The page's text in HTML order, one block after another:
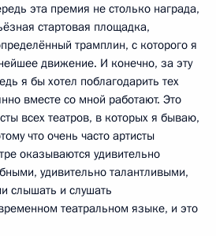
эта премия не столько награда,
стартовая площадка,
трамплин, с которого я
движение. И конечно, за эту
я бы хотел поблагодарить тех
вместе со мной работают. Это
всех театров, в которых я бываю,
что очень часто артисты
оказываются удивительно
удивительно талантливыми,
слышать и слушать
театральном языке, и это